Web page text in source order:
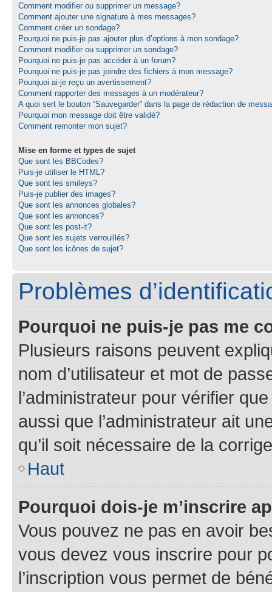
Comment modifier ou supprimer un message?
Comment ajouter une signature à mes messages?
Comment créer un sondage?
Pourquoi ne puis-je pas ajouter plus d’options à mon sondage?
Comment modifier ou supprimer un sondage?
Pourquoi ne puis-je pas accéder à un forum?
Pourquoi ne puis-je pas joindre des fichiers à mon message?
Pourquoi ai-je reçu un avertissement?
Comment rapporter des messages à un modérateur?
A quoi sert le bouton “Sauvegarder” dans la page de rédaction de
Pourquoi mon message doit être validé?
Comment remonter mon sujet?
Mise en forme et types de sujet
Que sont les BBCodes?
Puis-je utiliser le HTML?
Que sont les smileys?
Puis-je publier des images?
Que sont les annonces globales?
Que sont les annonces?
Que sont les post-it?
Que sont les sujets verrouillés?
Que sont les icônes de sujet?
Problèmes
Pourquoi ne puis-je pas me
Plusieurs raisons peuvent
nom d’utilisateur et mot de
l’administrateur pour vérifier
aussi que l’administrateur ait
qu’il soit nécessaire de la
Haut
Pourquoi dois-je m’inscrire
Vous pouvez ne pas en avoir
vous devez vous inscrire pour
l’inscription vous permet de